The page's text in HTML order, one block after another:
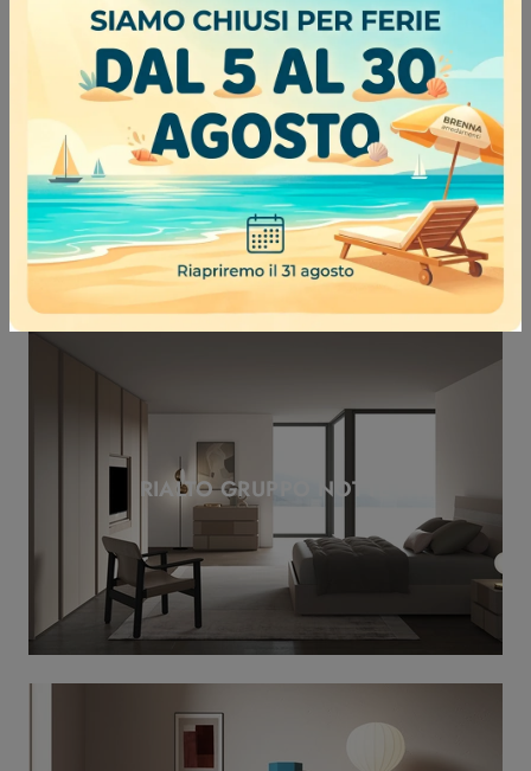
VISION GRUPPO NOTTE
RIALTO GRUPPO NOTTE